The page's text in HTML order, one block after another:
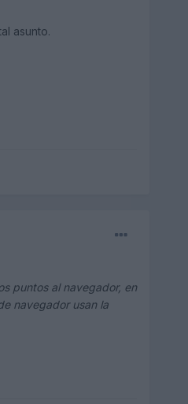
asunto.
puntos al navegador, en
navegador usan la